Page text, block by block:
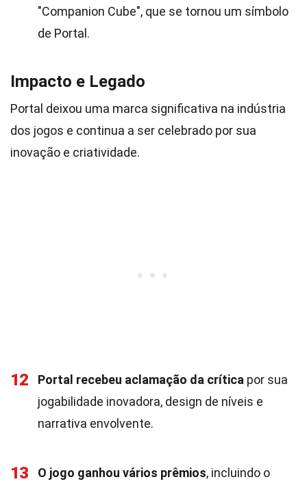
"Companion Cube", que se tornou um símbolo
de Portal.
Impacto e Legado
Portal deixou uma marca significativa na indústria
dos jogos e continua a ser celebrado por sua
inovação e criatividade.
12 Portal recebeu aclamação da crítica por sua
jogabilidade inovadora, design de níveis e
narrativa envolvente.
13 O jogo ganhou vários prêmios, incluindo o